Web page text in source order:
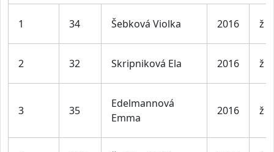
1 34 Šebková Violka 2016 ž
2 32 Skripniková Ela 2016 ž
3 35
Edelmannová
Emma
2016 ž